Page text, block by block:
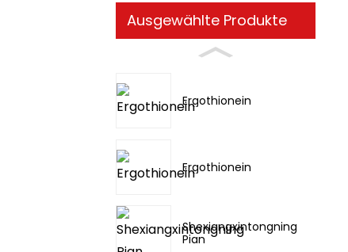
Ausgewählte Produkte
Ergothionein
Ergothionein
Shexiangxintongning
Pian